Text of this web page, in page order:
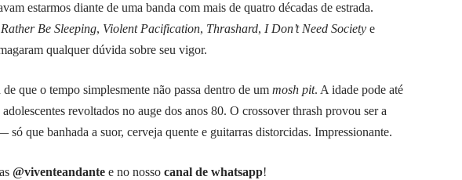
estarmos diante de uma banda com mais de quatro décadas de estrada.
Rather Be Sleeping, Violent Pacification, Thrashard, I Don’t Need Society e
qualquer dúvida sobre seu vigor.
que o tempo simplesmente não passa dentro de um mosh pit. A idade pode até
revoltados no auge dos anos 80. O crossover thrash provou ser a
que banhada a suor, cerveja quente e guitarras distorcidas. Impressionante.
@viventeandante e no nosso canal de whatsapp!